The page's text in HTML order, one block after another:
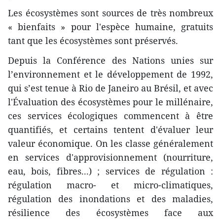
Les écosystèmes sont sources de très nombreux
« bienfaits » pour l'espèce humaine, gratuits
tant que les écosystèmes sont préservés.
Depuis la Conférence des Nations unies sur
l’environnement et le développement de 1992,
qui s’est tenue à Rio de Janeiro au Brésil, et avec
l'Évaluation des écosystèmes pour le millénaire,
ces services écologiques commencent à être
quantifiés, et certains tentent d'évaluer leur
valeur économique. On les classe généralement
en services d'approvisionnement (nourriture,
eau, bois, fibres...) ; services de régulation :
régulation macro- et micro-climatiques,
régulation des inondations et des maladies,
résilience des écosystèmes face aux